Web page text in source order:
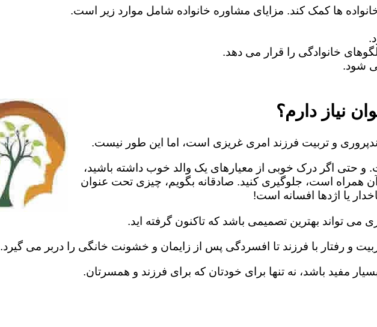
ها کمک کند. مزایای مشاوره خانواده شامل موارد زیر است.
خانوادگی را قرار می دهد.
شود.
نیاز دارم؟
و تربیت فرزند امری غریزی است، اما این طور نیست.
و حتی اگر درک خوبی از معیارهای یک والد خوب داشته باشید،
همراه است، جلوگیری کنید. صادقانه بگویم، چیزی تحت عنوان
یا اژدها افسانه است!
می تواند بهترین تصمیمی باشد که تاکنون گرفته اید.
و رفتار با فرزند تا افسردگی پس از زایمان و خشونت خانگی را دربر می گیرد.
مفید باشد، نه تنها برای خودتان که برای فرزند و همسرتان.